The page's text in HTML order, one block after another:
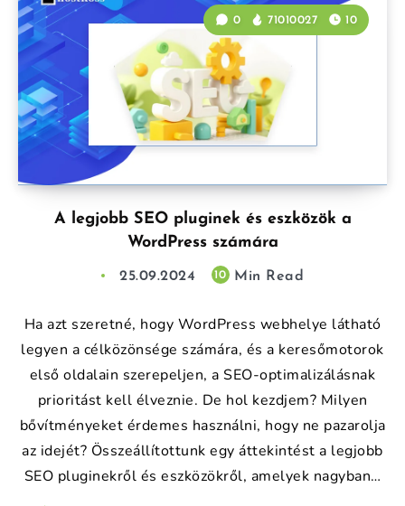
A legjobb SEO pluginek és eszközök a
WordPress számára
0 71010027 10
25.09.2024 10 Min Read
Ha azt szeretné, hogy WordPress webhelye látható
legyen a célközönsége számára, és a keresőmotorok
első oldalain szerepeljen, a SEO-optimalizálásnak
prioritást kell élveznie. De hol kezdjem? Milyen
bővítményeket érdemes használni, hogy ne pazarolja
az idejét? Összeállítottunk egy áttekintést a legjobb
SEO pluginekről és eszközökről, amelyek nagyban…